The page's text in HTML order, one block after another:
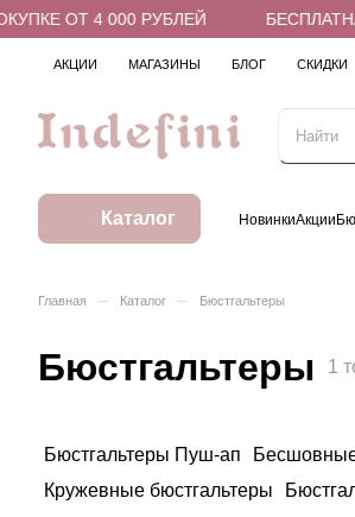
ОТ 4 000 РУБЛЕЙ
АКЦИИ МАГАЗИНЫ БЛОГ СКИДКИ
Каталог НовинкиАкции
Главная – Каталог – Бюстгальтеры
Бюстгальтеры 1
Бюстгальтеры Пуш-ап
Кружевные бюстгальтеры